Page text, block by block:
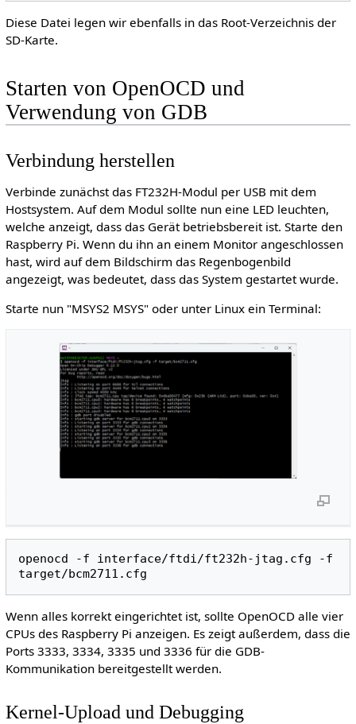
Diese Datei legen wir ebenfalls in das Root-Verzeichnis der
SD-Karte.
Starten von OpenOCD und
Verwendung von GDB
Verbindung herstellen
Verbinde zunächst das FT232H-Modul per USB mit dem
Hostsystem. Auf dem Modul sollte nun eine LED leuchten,
welche anzeigt, dass das Gerät betriebsbereit ist. Starte den
Raspberry Pi. Wenn du ihn an einem Monitor angeschlossen
hast, wird auf dem Bildschirm das Regenbogenbild
angezeigt, was bedeutet, dass das System gestartet wurde.
Starte nun "MSYS2 MSYS" oder unter Linux ein Terminal:
openocd -f interface/ftdi/ft232h-jtag.cfg
-f
Wenn alles korrekt eingerichtet ist, sollte OpenOCD alle vier
CPUs des Raspberry Pi anzeigen. Es zeigt außerdem, dass die
Ports 3333, 3334, 3335 und 3336 für die GDB-
Kommunikation bereitgestellt werden.
Kernel-Upload und Debugging